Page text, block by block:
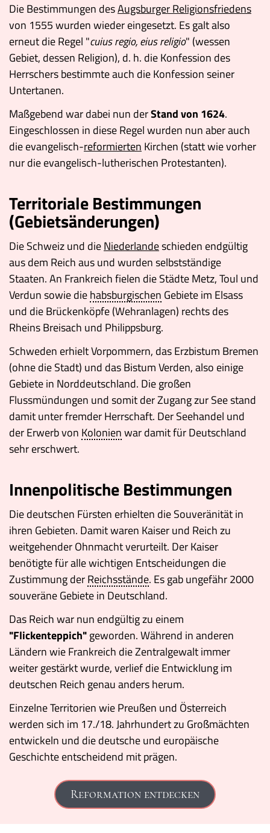
Die Bestimmungen desAugsburger Religionsfriedens
von 1555 wurden wieder eingesetzt. Es galt also
erneut die Regel "cuius regio, eius religio" (wessen
Gebiet, dessen Religion), d. h. die Konfession des
Herrschers bestimmte auch die Konfession seiner
Untertanen.
Maßgebend war dabei nun derStand von 1624.
Eingeschlossen in diese Regel wurden nun aber auch
die evangelisch-reformierten Kirchen (statt wie vorher
nur die evangelisch-lutherischen Protestanten).
Territoriale Bestimmungen
(Gebietsänderungen)
Die Schweiz und dieNiederlandeschieden endgültig
aus dem Reich aus und wurden selbstständige
Staaten. An Frankreich fielen die Städte Metz, Toul und
Verdun sowie diehabsburgischen Gebiete im Elsass
und die Brückenköpfe (Wehranlagen) rechts des
Rheins Breisach und Philippsburg.
Schweden erhielt Vorpommern, das Erzbistum Bremen
(ohne die Stadt) und das Bistum Verden, also einige
Gebiete in Norddeutschland. Die großen
Flussmündungen und somit der Zugang zur See stand
damit unter fremder Herrschaft. Der Seehandel und
der Erwerb von Kolonienwar damit für Deutschland
sehr erschwert.
Innenpolitische Bestimmungen
Die deutschen Fürsten erhielten die Souveränität in
ihren Gebieten. Damit waren Kaiser und Reich zu
weitgehender Ohnmacht verurteilt. Der Kaiser
benötigte für alle wichtigen Entscheidungen die
Zustimmung derReichsstände. Es gab ungefähr 2000
souveräne Gebiete in Deutschland.
Das Reich war nun endgültig zu einem
"Flickenteppich"geworden. Während in anderen
Ländern wie Frankreich die Zentralgewalt immer
weiter gestärkt wurde, verlief die Entwicklung im
deutschen Reich genau anders herum.
Einzelne Territorien wie Preußen und Österreich
werden sich im 17./18. Jahrhundert zu Großmächten
entwickeln und die deutsche und europäische
Geschichte entscheidend mit prägen.
Reformation entdecken